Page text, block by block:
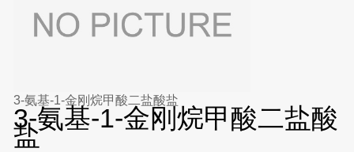
3-氨基-1-金刚烷甲酸二盐酸盐
3-氨基-1-金刚烷甲酸二盐酸
盐